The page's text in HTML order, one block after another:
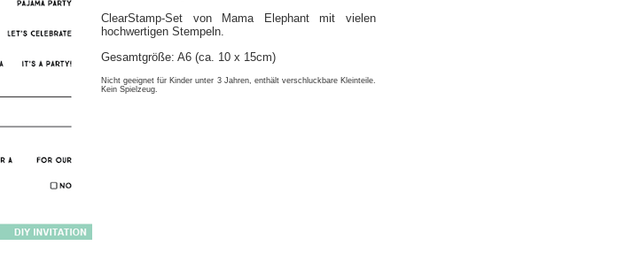
ClearStamp-Set von Mama Elephant mit vielen
hochwertigen Stempeln.
Gesamtgröße: A6 (ca. 10 x 15cm)
Nicht geeignet für Kinder unter 3 Jahren, enthält verschluckbare Kleinteile.
Kein Spielzeug.